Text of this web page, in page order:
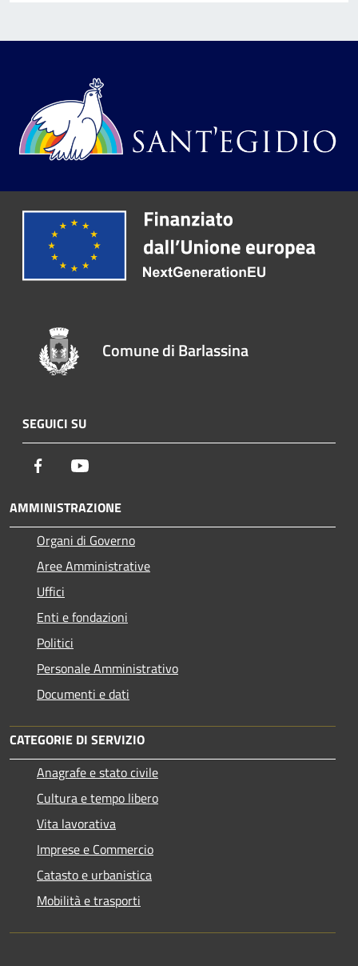
Comune di Barlassina
SEGUICI SU
Facebook
AMMINISTRAZIONE
Organi di Governo
Aree Amministrative
Uffici
Enti e fondazioni
Politici
Personale Amministrativo
Documenti e dati
CATEGORIE DI SERVIZIO
Anagrafe e stato civile
Cultura e tempo libero
Vita lavorativa
Imprese e Commercio
Catasto e urbanistica
Mobilità e trasporti